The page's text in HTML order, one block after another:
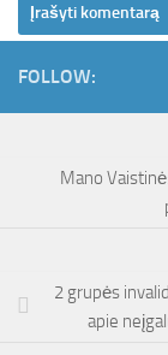
FOLLOW:
Mano
2 grupės
apie